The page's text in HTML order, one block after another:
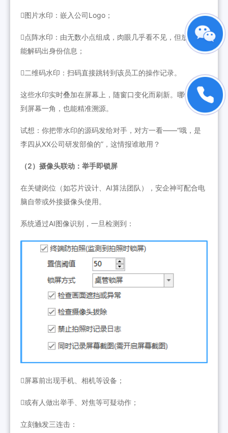
图片水印：嵌入公司Logo；
点阵水印：由无数小点组成，肉眼几乎看不见，但放大后
能解码出身份信息；
二维码水印：扫码直接跳转到该员工的操作记录。
这些水印实时叠加在屏幕上，随窗口变化而刷新。哪怕只拍
到屏幕一角，也能精准溯源。
试想：你把带水印的源码发给对手，对方一看——“哦，是
李四从XX公司研发部偷的”，这情报谁敢用？
（2）摄像头联动：举手即锁屏
在关键岗位（如芯片设计、AI算法团队），安企神可配合电
脑自带或外接摄像头使用。
系统通过AI图像识别，一旦检测到：
屏幕前出现手机、相机等设备；
或有人做出举手、对焦等可疑动作；
立刻触发三连击：